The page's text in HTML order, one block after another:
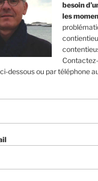
besoin
les
dessous ou par téléphone